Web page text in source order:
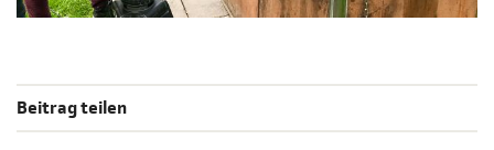
Beitrag teilen